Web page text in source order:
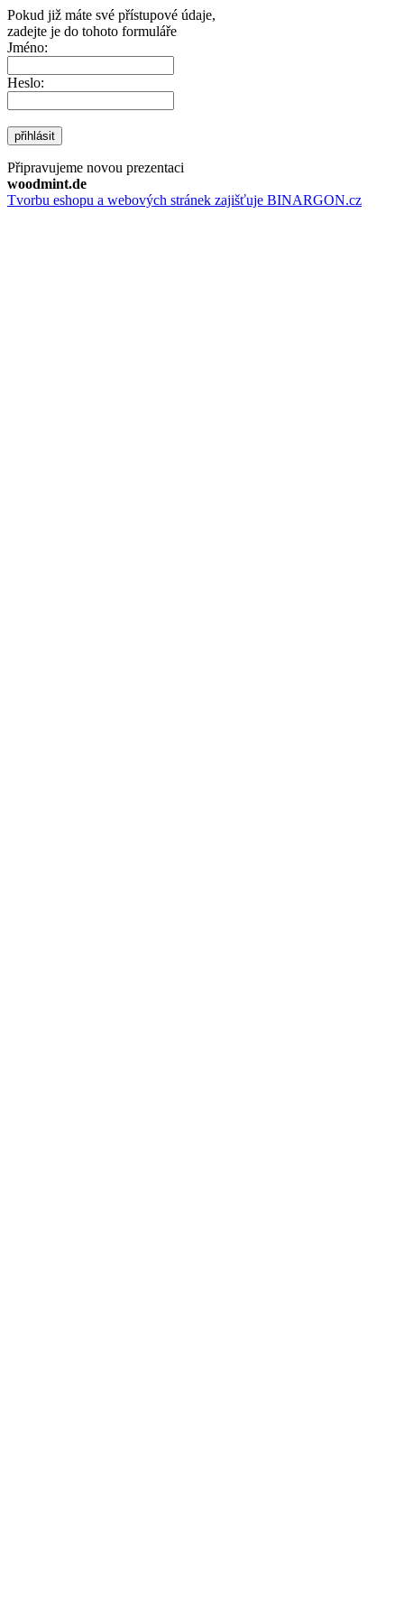
Pokud již máte své přístupové údaje,
zadejte je do tohoto formuláře
Jméno:
Heslo:
přihlásit
Připravujeme novou prezentaci
woodmint.de
Tvorbu eshopu a webových stránek zajišťuje BINARGON.cz